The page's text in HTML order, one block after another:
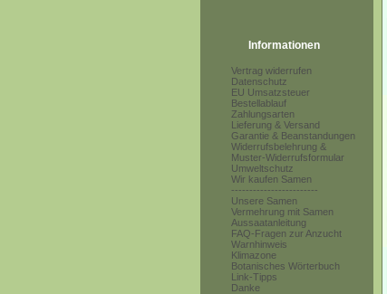
Informationen
Vertrag widerrufen
Datenschutz
EU Umsatzsteuer
Bestellablauf
Zahlungsarten
Lieferung & Versand
Garantie & Beanstandungen
Widerrufsbelehrung &
Muster-Widerrufsformular
Umweltschutz
Wir kaufen Samen
------------------------
Unsere Samen
Vermehrung mit Samen
Aussaatanleitung
FAQ-Fragen zur Anzucht
Warnhinweis
Klimazone
Botanisches Wörterbuch
Link-Tipps
Danke